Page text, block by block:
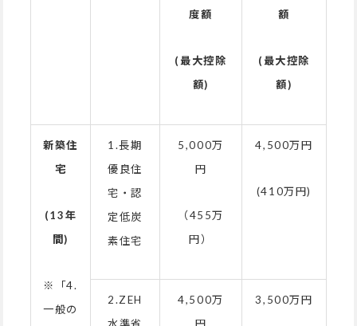
度額
( 最大控除
額)
額
( 最大控除
額)
新築住
宅
(13年
間)
※「4.
一般の
1.長期
優良住
宅・認
定低炭
素住宅
5,000万
円
（455万
円）
4,500万円
(410万円)
2.ZEH
4,500万
3,500万円